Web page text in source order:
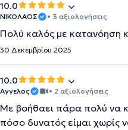
10.0
ΝΙΚΌΛΑΟΣ • 3 αξιολογήσεις
Πολύ καλός με κατανόηση
30 Δεκεμβρίου 2025
10.0
Αγγελος • 2 αξιολογήσεις
Με βοήθαει πάρα πολύ να
πόσο δυνατός είμαι χωρίς